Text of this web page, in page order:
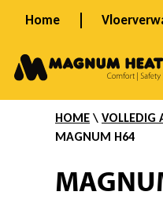
inhoud
Home
H
HOME \ VOLLEDIG
MAGNUM H64